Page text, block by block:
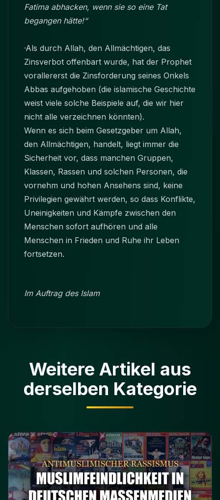
Fatima abhacken, wenn sie so eine Tat
begangen hätte!“
·Als durch Allah, den Allmächtigen, das
Zinsverbot offenbart wurde, hat der Prophet
vorallererst die Zinsforderung seines Onkels
Abbas aufgehoben (die islamische Geschichte
weist viele solche Beispiele auf, die wir hier
nicht alle verzeichnen könnten).
Wenn es sich beim Gesetzgeber um Allah,
den Allmächtigen, handelt, liegt immer die
Sicherheit vor, dass manchen Gruppen,
Klassen, Rassen und solchen Personen, die
vornehm und hohen Ansehens sind, keine
Privilegien gewährt werden, so dass Konflikte,
Uneinigkeiten und Kämpfe zwischen den
Menschen sofort aufhören und alle
Menschen in Frieden und Ruhe ihr Leben
fortsetzen.
Im Auftrag des Islam
Weitere Artikel aus
derselben Kategorie